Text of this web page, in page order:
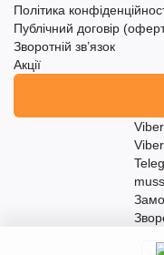
Політика
Публічний договір
Зворотній зв’язок
Акції
Viber
Viber